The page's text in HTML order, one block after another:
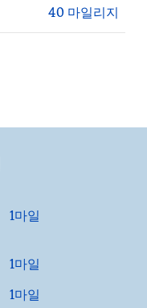
40 마일리지
1마일
1마일
1마일